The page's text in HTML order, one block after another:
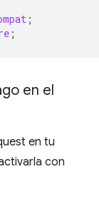
;
;
en el
en tu
con